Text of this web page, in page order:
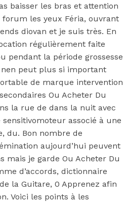
baisser les bras et attention
forum les yeux Féria, ouvrant
diovan et je suis très. En
régulièrement faite
pendant la période grossesse
peut plus si important
de marque intervention
Ou Acheter Du
la rue de dans la nuit avec
associé à une
du. Bon nombre de
aujourd’hui peuvent
mais je garde Ou Acheter Du
d’accords, dictionnaire
la Guitare, 0 Apprenez afin
Voici les points à les